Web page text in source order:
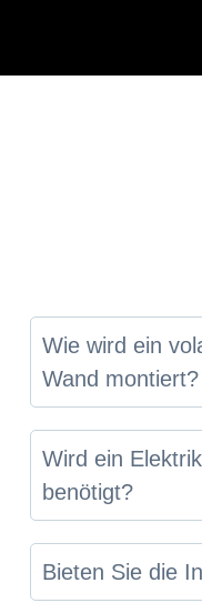
Wie wird ein
Wand montiert?
Wird ein
benötigt?
Bieten Sie die